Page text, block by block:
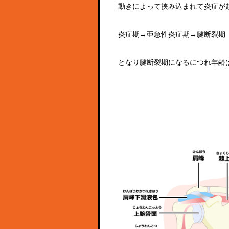
動きによって挟み込まれて炎症が
炎症期→亜急性炎症期→腱断裂期
となり腱断裂期になるにつれ年